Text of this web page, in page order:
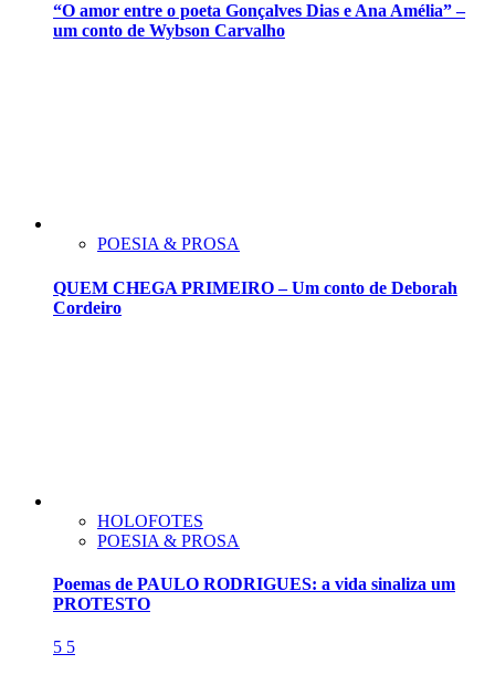
“O amor entre o poeta Gonçalves Dias e Ana Amélia” –
um conto de Wybson Carvalho
POESIA & PROSA
QUEM CHEGA PRIMEIRO – Um conto de Deborah
Cordeiro
HOLOFOTES
POESIA & PROSA
Poemas de PAULO RODRIGUES: a vida sinaliza um
PROTESTO
5 5